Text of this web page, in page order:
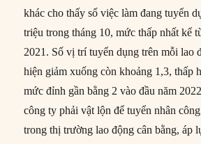
khác cho thấy số việc làm đang tuyển
triệu trong tháng 10, mức thấp nhất kể
2021. Số vị trí tuyển dụng trên mỗi lao
hiện giảm xuống còn khoảng 1,3, thấp
mức đỉnh gần bằng 2 vào đầu năm
công ty phải vật lộn để tuyển nhân
trong thị trường lao động cân bằng, áp